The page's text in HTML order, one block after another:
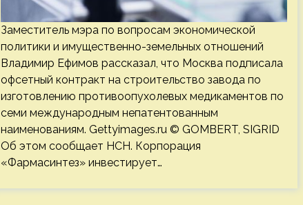
Заместитель мэра по вопросам экономической
политики и имущественно-земельных отношений
Владимир Ефимов рассказал, что Москва подписала
офсетный контракт на строительство завода по
изготовлению противоопухолевых медикаментов по
семи международным непатентованным
наименованиям. Gettyimages.ru © GOMBERT, SIGRID
Об этом сообщает НСН. Корпорация
«Фармасинтез» инвестирует…